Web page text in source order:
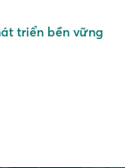
triển bền vững